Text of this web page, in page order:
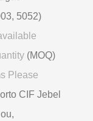
5052)
(MOQ)
Please
CIF Jebel